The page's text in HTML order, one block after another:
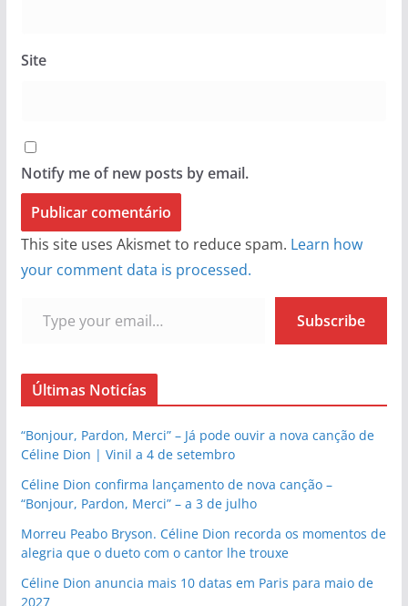
Site
Notify me of new posts by email.
This site uses Akismet to reduce spam. Learn how
your comment data is processed.
Subscribe
Últimas Noticías
“Bonjour, Pardon, Merci” – Já pode ouvir a nova canção de
Céline Dion | Vinil a 4 de setembro
Céline Dion confirma lançamento de nova canção –
“Bonjour, Pardon, Merci” – a 3 de julho
Morreu Peabo Bryson. Céline Dion recorda os momentos de
alegria que o dueto com o cantor lhe trouxe
Céline Dion anuncia mais 10 datas em Paris para maio de
2027